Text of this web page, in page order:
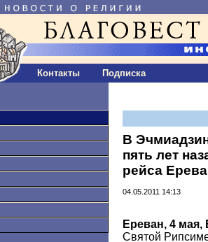
Контакты Подписка
В
пять лет
рейса
04.05.2011 14:13
Ереван, 4 мая,
Святой